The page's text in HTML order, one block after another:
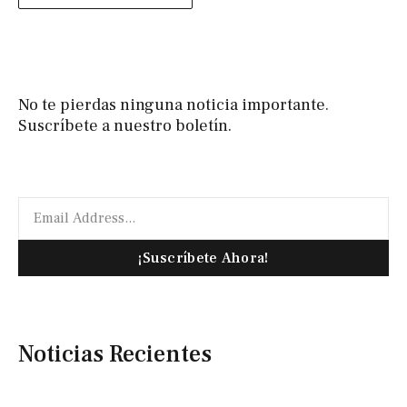
No te pierdas ninguna noticia importante.
Suscríbete a nuestro boletín.
¡Suscríbete Ahora!
Noticias Recientes